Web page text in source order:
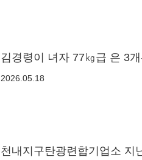
김경령이 녀자 77㎏급 은 3
2026.05.18
천내지구탄광련합기업소 지